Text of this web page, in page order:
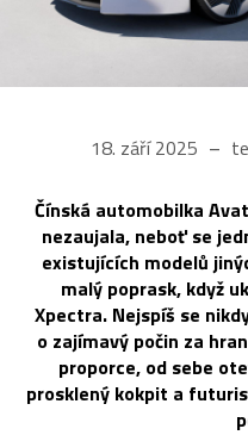
18. září 2025
Čínská automobilka
nezaujala, neboť se
existujících modelů
malý poprask, když
Xpectra. Nejspíš se
o zajímavý počin za
proporce, od sebe
prosklený kokpit a